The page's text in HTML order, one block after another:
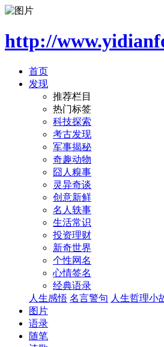
http://
首页
发现
推荐栏目
热门标签
科技探索
考古发现
军事揭秘
奇趣动物
囧人糗事
灵异奇谈
创意新鲜
名人轶事
生活常识
投资理财
新奇世界
个性网名
心情签名
经典语录
人生感悟 名言警句 人生哲理小
图片
语录
随笔